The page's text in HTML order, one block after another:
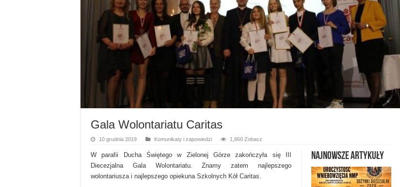
Gala Wolontariatu Caritas
10 grudnia 2019 Komunikaty i zapowiedzi 1,860 Zobacz
Najnowsze artykuły
W parafii Ducha Świętego w Zielonej Górze zakończyła się III
Diecezjalna Gala Wolontariatu. Znamy zatem najlepszego
wolontariusza i najlepszego opiekuna Szkolnych Kół Caritas.